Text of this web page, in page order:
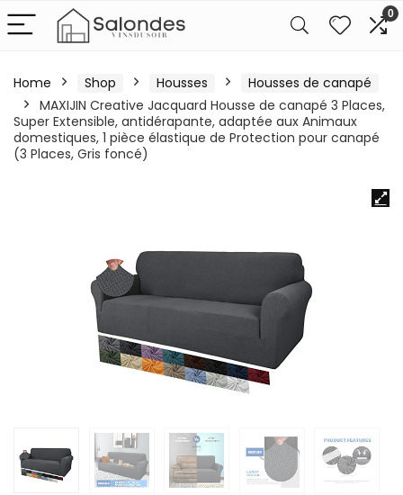
0
Home Shop Housses
Housses de canapé
MAXIJIN Creative Jacquard Housse de canapé 3 Places,
Super Extensible, antidérapante, adaptée aux Animaux
domestiques, 1 pièce élastique de Protection pour canapé
(3 Places, Gris foncé)